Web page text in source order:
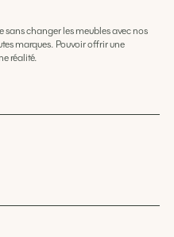
sans changer les meubles avec nos
marques. Pouvoir offrir une
réalité.